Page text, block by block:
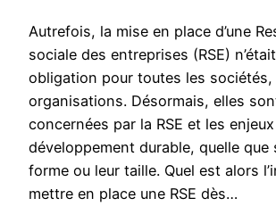
Autrefois, la mise en place d’une
sociale des entreprises (RSE)
obligation pour toutes les
organisations. Désormais, elles
concernées par la RSE et les
développement durable, quelle que
forme ou leur taille. Quel est alors
mettre en place une RSE dès…